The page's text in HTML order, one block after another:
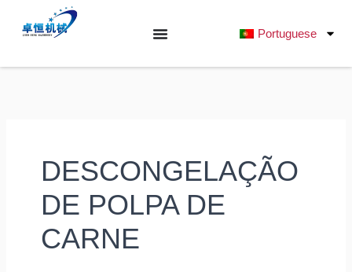
conteúdo
Portuguese
DESCONGELAÇÃO
DE POLPA DE
CARNE